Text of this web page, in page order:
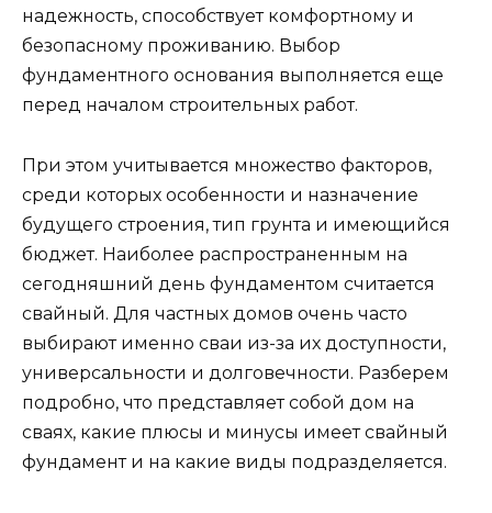
надежность, способствует комфортному и
безопасному проживанию. Выбор
фундаментного основания выполняется еще
перед началом строительных работ.
При этом учитывается множество факторов,
среди которых особенности и назначение
будущего строения, тип грунта и имеющийся
бюджет. Наиболее распространенным на
сегодняшний день фундаментом считается
свайный. Для частных домов очень часто
выбирают именно сваи из-за их доступности,
универсальности и долговечности. Разберем
подробно, что представляет собой дом на
сваях, какие плюсы и минусы имеет свайный
фундамент и на какие виды подразделяется.